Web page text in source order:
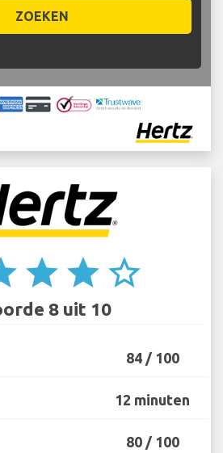
ZOEKEN
star star star_border
8 uit 10
84 / 100
12 minuten
80 / 100